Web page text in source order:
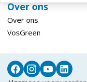
Over ons
Over ons
VosGreen